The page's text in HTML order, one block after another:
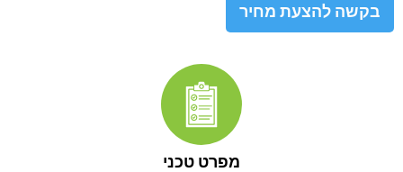
בקשה להצעת מחיר
מפרט טכני